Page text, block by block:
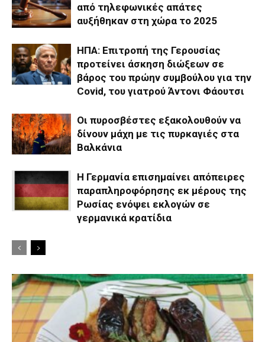
από τηλεφωνικές απάτες
αυξήθηκαν στη χώρα το 2025
ΗΠΑ: Επιτροπή της Γερουσίας
προτείνει άσκηση διώξεων σε
βάρος του πρώην συμβούλου για την
Covid, του γιατρού Άντονι Φάουτσι
Οι πυροσβέστες εξακολουθούν να
δίνουν μάχη με τις πυρκαγιές στα
Βαλκάνια
Η Γερμανία επισημαίνει απόπειρες
παραπληροφόρησης εκ μέρους της
Ρωσίας ενόψει εκλογών σε
γερμανικά κρατίδια